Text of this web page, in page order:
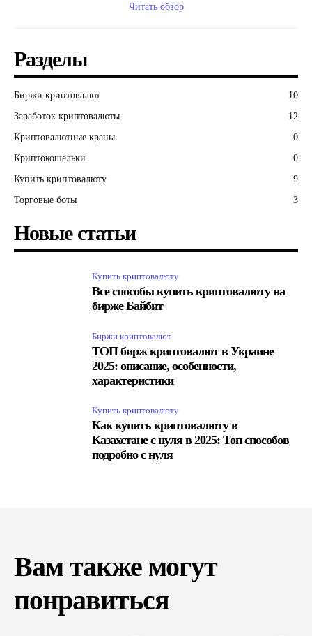
Читать обзор
Разделы
Биржи криптовалют
10
Заработок криптовалюты
12
Криптовалютные краны
0
Криптокошельки
0
Купить криптовалюту
9
Торговые боты
3
Новые статьи
Купить криптовалюту
Все способы купить криптовалюту на
бирже Байбит
Биржи криптовалют
ТОП бирж криптовалют в Украине
2025: описание, особенности,
характеристики
Купить криптовалюту
Как купить криптовалюту в
Казахстане с нуля в 2025: Топ способов
подробно с нуля
Вам также могут
понравиться